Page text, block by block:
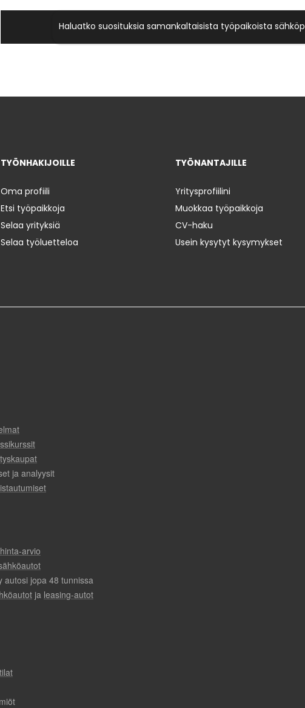
Haluatko suosituksia samankaltaisista työpaikoista
TYÖNHAKIJOILLE
Oma profiili
Etsi työpaikkoja
Selaa yrityksiä
Selaa työluetteloa
TYÖNANTAJILLE
Yritysprofiilini
Muokkaa työpaikkoja
CV-haku
Usein kysytyt kysymykset